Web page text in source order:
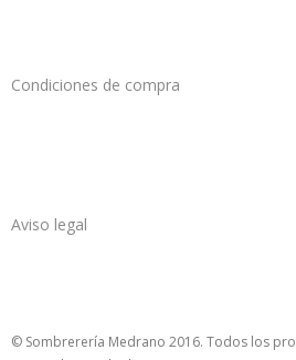
Condiciones de compra
Aviso legal
© Sombrerería Medrano 2016. Todos los